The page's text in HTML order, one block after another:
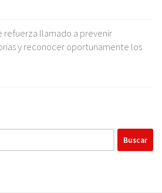
refuerza llamado a prevenir
y reconocer oportunamente los